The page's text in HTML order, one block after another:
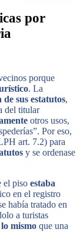
por
porque
. La
de sus estatutos,
del titular
otros usos,
Por eso,
art. 7.2) para
y se ordenase
el piso estaba
en el registro
había tratado en
a turistas
lo mismo que una